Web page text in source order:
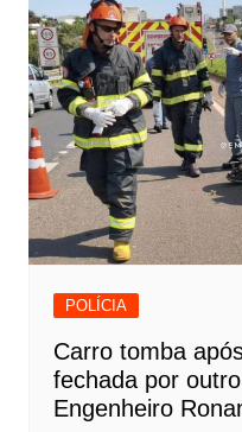
POLÍCIA
Carro tomba
fechada por
Engenheiro